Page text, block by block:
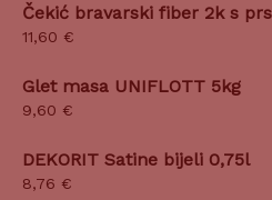
Čekić bravarski fiber 2k s
11,60 €
Glet masa UNIFLOTT 5kg
9,60 €
DEKORIT Satine bijeli 0,75l
8,76 €